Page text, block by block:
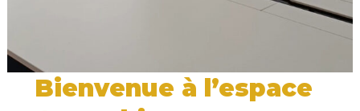
Bienvenue à l’espace